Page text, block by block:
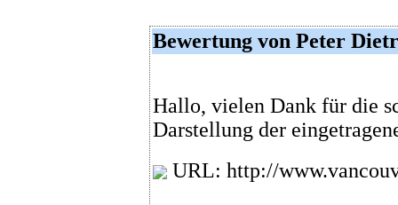
Bewertung von Peter
Hallo, vielen Dank für die
Darstellung der
URL: http://